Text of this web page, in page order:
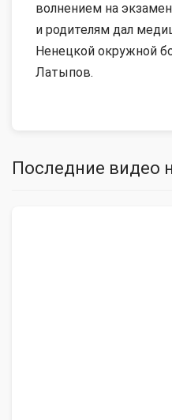
волнением на
и родителям дал
Ненецкой окружной
Латыпов.
Последние видео